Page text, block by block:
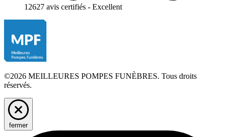
12627 avis certifiés - Excellent
©2026 MEILLEURES POMPES FUNÈBRES. Tous droits
réservés.
fermer